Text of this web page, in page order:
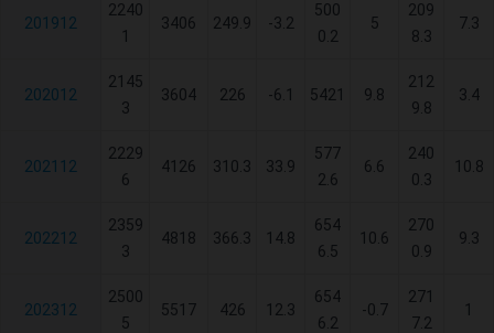
201912
2240
1
3406 249.9 -3.2
500
0.2
5
209
8.3
7.3
202012
2145
3
3604 226 -6.1 5421 9.8
212
9.8
3.4
202112
2229
6
4126 310.3 33.9
577
2.6
6.6
240
0.3
10.8
202212
2359
3
4818 366.3 14.8
654
6.5
10.6
270
0.9
9.3
202312
2500
5
5517 426 12.3
654
6.2
-0.7
271
7.2
1